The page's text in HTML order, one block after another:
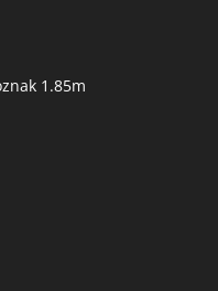
1.85m